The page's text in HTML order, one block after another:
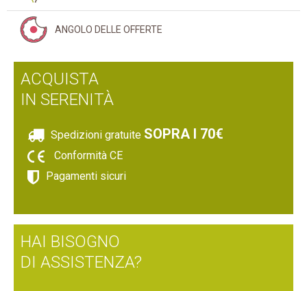
PRESINE E SOTTOPENTOLA
SAC À POCHE E PUNTE
TAGLIAPASTA
TAPPETINI
COMPLEANNI
ESTATE
FESTA DELLA MAMMA
FLOREALE
HALLOWEEN
NATALE
PASQUA
PER I PIÙ PICCOLI
ANGOLO DELLE OFFERTE
ACQUISTA
IN SERENITÀ
Spedizioni gratuite SOPRA I 70€
Conformità CE
Pagamenti sicuri
HAI BISOGNO
DI ASSISTENZA?